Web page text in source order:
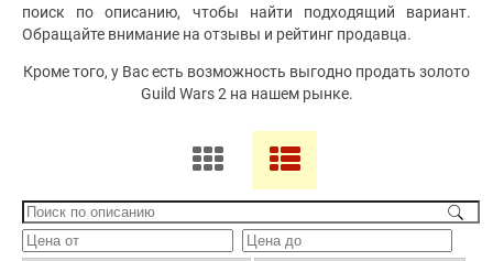
поиск по описанию, чтобы найти подходящий вариант.
Обращайте внимание на отзывы и рейтинг продавца.
Кроме того, у Вас есть возможность выгодно продать золото
Guild Wars 2 на нашем рынке.